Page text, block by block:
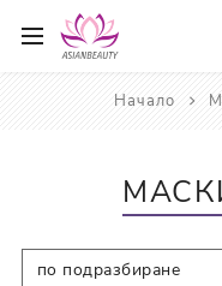
Начало